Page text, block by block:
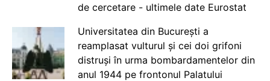
de cercetare - ultimele date Eurostat
Universitatea din București a
reamplasat vulturul și cei doi grifoni
distruși în urma bombardamentelor din
anul 1944 pe frontonul Palatului